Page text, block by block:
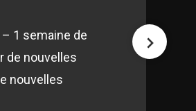
1 semaine de
de nouvelles
nouvelles